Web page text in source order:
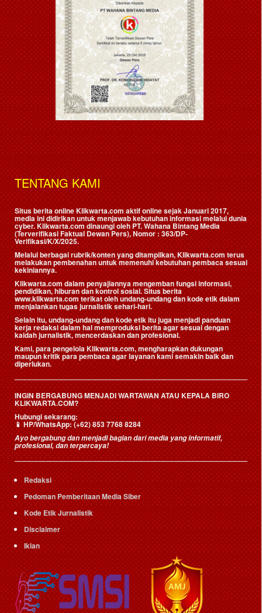
TENTANG KAMI
Situs berita online Klikwarta.com aktif online sejak Januari 2017,
media ini didirikan untuk menjawab kebutuhan informasi melalui dunia
cyber. Klikwarta.com dinaungi oleh PT. Wahana Bintang Media
(Terverifikasi Faktual Dewan Pers), Nomor : 363/DP-
Verifikasi/K/X/2025.
Melalui berbagai rubrik/konten yang ditampilkan, Klikwarta.com terus
melakukan pembenahan untuk memenuhi kebutuhan pembaca sesuai
kekiniannya.
Klikwarta.com dalam penyajiannya mengemban fungsi informasi,
pendidikan, hiburan dan kontrol sosial. Situs berita
www.klikwarta.com terikat oleh undang-undang dan kode etik dalam
menjalankan tugas jurnalistik sehari-hari.
Selain itu, undang-undang dan kode etik itu juga menjadi panduan
kerja redaksi dalam hal memproduksi berita agar sesuai dengan
kaidah jurnalistik, mencerdaskan dan profesional.
Kami, para pengelola Klikwarta.com, mengharapkan dukungan
maupun kritik para pembaca agar layanan kami semakin baik dan
diperlukan.
INGIN BERGABUNG MENJADI WARTAWAN ATAU KEPALA BIRO
KLIKWARTA.COM?
Hubungi sekarang:
📱HP/WhatsApp:(+62) 853 7768 8284
Ayo bergabung dan menjadi bagian dari media yang informatif,
profesional, dan terpercaya!
Redaksi
Pedoman Pemberitaan Media Siber
Kode Etik Jurnalistik
Disclaimer
Iklan